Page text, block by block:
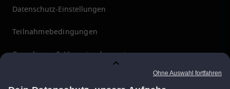
Datenschutz-Einstellungen
Teilnahmebedingungen
Compliance & Hinweisgebersystem